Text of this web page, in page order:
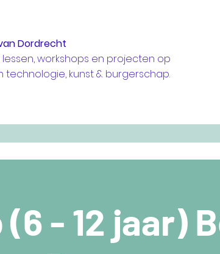
Dordrecht
workshops en projecten op
technologie, kunst & burgerschap.
- 12 jaar)